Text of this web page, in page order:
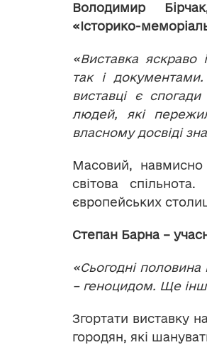
Володимир
«Історико-
«Виставка яскраво
так і
виставці є
людей, які
власному досвіді
Масовий, навмисно
світова
європейських
Степан Барна –
«Сьогодні половина
– геноцидом. Ще
Згортати виставку
городян, які